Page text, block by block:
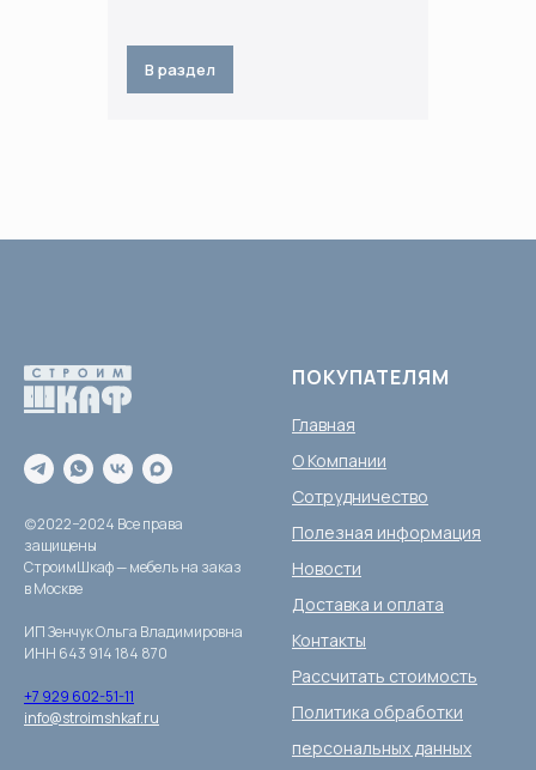
В раздел
(c)2022−2024 Все права
защищены
СтроимШкаф — мебель на заказ
в Москве
ИП Зенчук Ольга Владимировна
ИНН 643 914 184 870
+7 929 602-51-11
info@stroimshkaf.ru
ПОКУПАТЕЛЯМ
Главная
О Компании
Сотрудничество
Полезная информация
Новости
Доставка и оплата
Контакты
Рассчитать стоимость
Политика обработки
персональных данных